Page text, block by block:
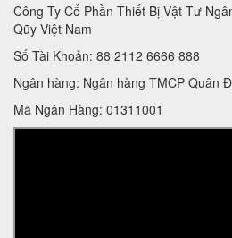
Công Ty Cổ Phần Thiết Bị Vật Tư
Qũy Việt Nam
Số Tài Khoản: 88 2112 6666 888
Ngân hàng: Ngân hàng TMCP Quân
Mã Ngân Hàng: 01311001